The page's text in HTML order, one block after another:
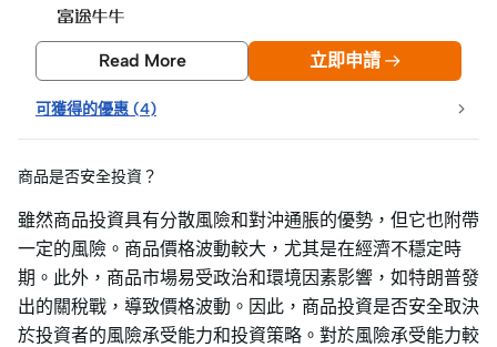
Read More 立即申請
可獲得的優惠 (4)
商品是否安全投資？
雖然商品投資具有分散風險和對沖通脹的優勢，但它也附帶
一定的風險。商品價格波動較大，尤其是在經濟不穩定時
期。此外，商品市場易受政治和環境因素影響，如特朗普發
出的關稅戰，導致價格波動。因此，商品投資是否安全取決
於投資者的風險承受能力和投資策略。對於風險承受能力較